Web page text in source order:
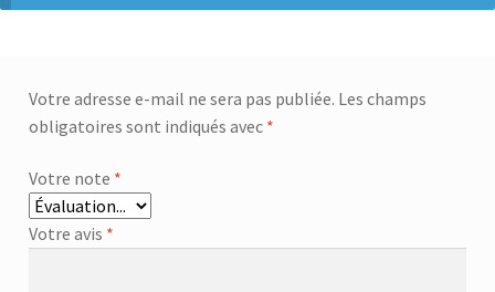
Votre adresse e-mail ne sera pas publiée. Les champs
obligatoires sont indiqués avec *
Votre note *
Votre avis *